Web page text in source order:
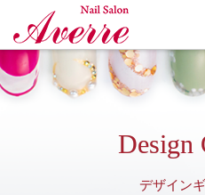
Design
デザイン